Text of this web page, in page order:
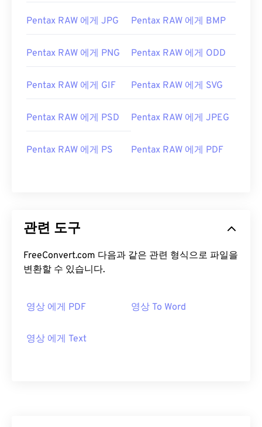
Pentax RAW 에게 JPG Pentax RAW 에게 BMP
Pentax RAW 에게 PNG Pentax RAW 에게 ODD
Pentax RAW 에게 GIF Pentax RAW 에게 SVG
Pentax RAW 에게 PSD Pentax RAW 에게 JPEG
Pentax RAW 에게 PS Pentax RAW 에게 PDF
관련 도구
FreeConvert.com 다음과 같은 관련 형식으로 파일을
변환할 수 있습니다.
영상 에게 PDF 영상 To Word
영상 에게 Text